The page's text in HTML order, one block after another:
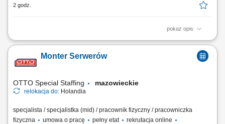
2 godz.
pokaż opis
Obowiązki: Załadunek, rozładunek oraz transport wewnętrzny
worków typu big-bag; Ewidencjonowanie ruchu towarów i ich lokalizacji
w systemie ERP; Oznaczanie skrzyń i prowadzenie bieżącej
Monter Serwerów
OTTO Special Staffing mazowieckie
relokacja do: Holandia
specjalista / specjalistka (mid) / pracownik fizyczny / pracowniczka
fizyczna
umowa o pracę pełny etat
rekrutacja online